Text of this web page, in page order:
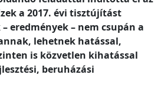
a 2017. évi tisztújítást
eredmények – nem csupán a
lehetnek hatással,
is közvetlen kihatással
beruházási